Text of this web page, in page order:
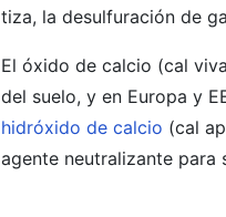
tiza, la desulfuración de
El óxido de calcio (cal
del suelo, y en Europa y
hidróxido de calcio (cal
agente neutralizante para